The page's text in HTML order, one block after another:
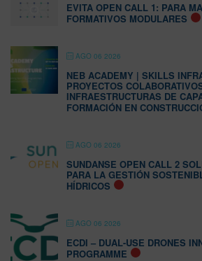
EVITA OPEN CALL 1: PARA
FORMATIVOS MODULARES
AGO 06 2026
NEB ACADEMY | SKILLS
PROYECTOS
INFRAESTRUCTURAS DE
FORMACIÓN EN
AGO 06 2026
SUNDANSE OPEN CALL 2
PARA LA GESTIÓN
HÍDRICOS
AGO 06 2026
ECDI – DUAL-USE DRONES
PROGRAMME